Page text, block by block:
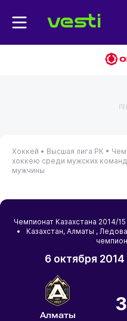
Хоккей • Высшая лига РК •
хоккею среди мужских
мужчины
Чемпионат Казахстана 2014/
• Казахстан, Алматы ,
6 октября 2014
Алматы